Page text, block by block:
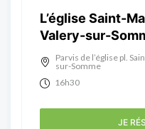
L’église Saint-
Valery-sur-
Parvis de l’église pl.
sur-Somme
16h30
JE